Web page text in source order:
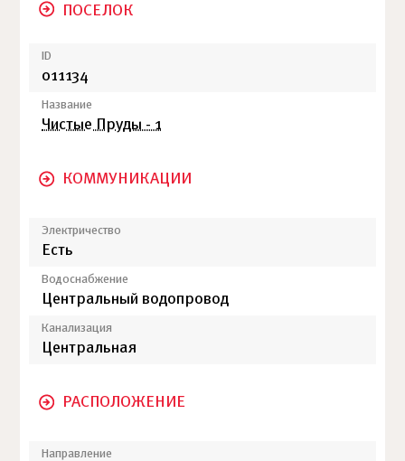
ПОСЕЛОК
ID
011134
Название
Чистые Пруды - 1
КОММУНИКАЦИИ
Электричество
Есть
Водоснабжение
Центральный водопровод
Канализация
Центральная
РАСПОЛОЖЕНИЕ
Направление